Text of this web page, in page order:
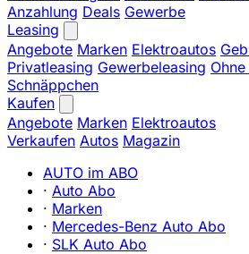
Anzahlung Deals Gewerbe
Leasing
Angebote Marken Elektroautos
Privatleasing Gewerbeleasing
Schnäppchen
Kaufen
Angebote Marken Elektroautos
Verkaufen Autos Magazin
AUTO im ABO
· Auto Abo
· Marken
· Mercedes-Benz Auto Abo
· SLK Auto Abo